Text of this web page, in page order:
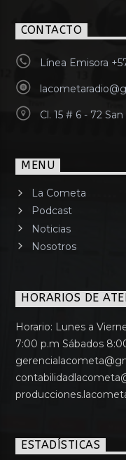
CONTACTO
Línea Emisora
Cl. 15 # 6 - 72
MENU
La Cometa
Podcast
Noticias
Nosotros
HORARIOS DE
Horario: Lunes a
7:00 p.m Sábados
ESTADÍSTICAS